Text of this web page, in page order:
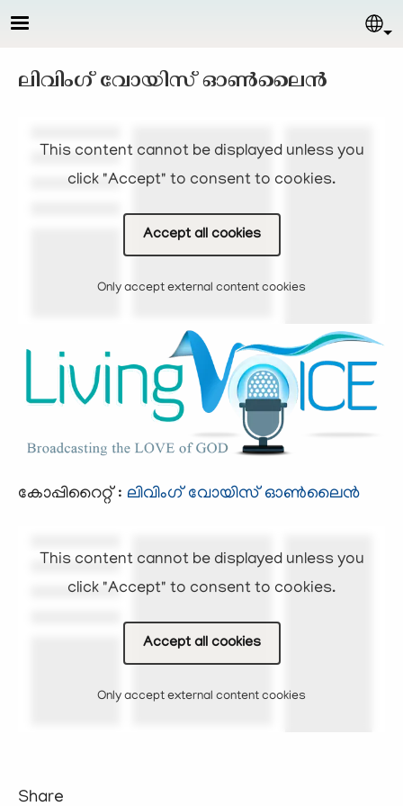
Skip to main content
ലിവിംഗ് വോയിസ്‌ ഓണ്‍ലൈന്‍
This content cannot be displayed unless you
click "Accept" to consent to cookies.
Accept all cookies
Only accept external content cookies
കോപ്പിറൈറ്റ് : ലിവിംഗ് വോയിസ്‌ ഓണ്‍ലൈന്‍
This content cannot be displayed unless you
click "Accept" to consent to cookies.
Accept all cookies
Only accept external content cookies
Share